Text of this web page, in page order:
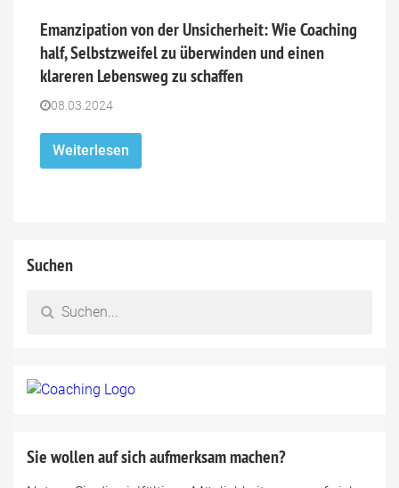
Emanzipation von der Unsicherheit: Wie Coaching
half, Selbstzweifel zu überwinden und einen
klareren Lebensweg zu schaffen
08.03.2024
Weiterlesen
Suchen
Sie wollen auf sich aufmerksam machen?